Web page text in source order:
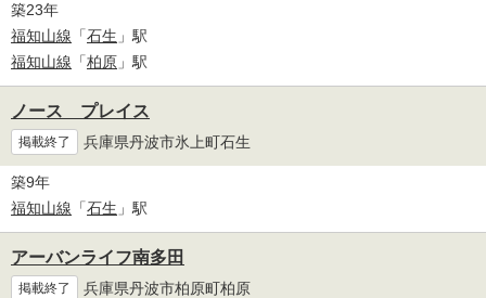
築23年
福知山線 「石生 」駅
福知山線 「柏原 」駅
ノース プレイス
掲載終了 兵庫県丹波市氷上町石生
築9年
福知山線 「石生 」駅
アーバンライフ南多田
掲載終了 兵庫県丹波市柏原町柏原